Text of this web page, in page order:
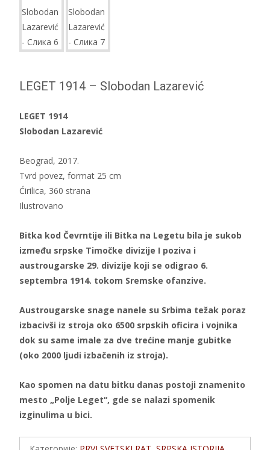
LEGET 1914 – Slobodan Lazarević
LEGET 1914
Slobodan Lazarević
Beograd, 2017.
Tvrd povez, format 25 cm
Ćirilica, 360 strana
Ilustrovano
Bitka kod Čevrntije ili Bitka na Legetu bila je sukob
između srpske Timočke divizije I poziva i
austrougarske 29. divizije koji se odigrao 6.
septembra 1914. tokom Sremske ofanzive.
Austrougarske snage nanele su Srbima težak poraz
izbacivši iz stroja oko 6500 srpskih oficira i vojnika
dok su same imale za dve trećine manje gubitke
(oko 2000 ljudi izbačenih iz stroja).
Kao spomen na datu bitku danas postoji znamenito
mesto „Polje Leget“, gde se nalazi spomenik
izginulima u bici.